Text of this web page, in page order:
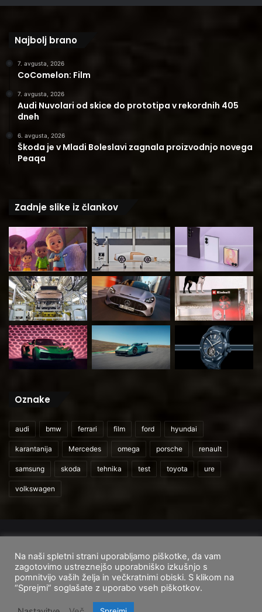
Najbolj brano
7. avgusta, 2026
CoComelon: Film
7. avgusta, 2026
Audi Nuvolari od skice do prototipa v rekordnih 405
dneh
6. avgusta, 2026
Škoda je v Mladi Boleslavi zagnala proizvodnjo novega
Peaqa
Zadnje slike iz člankov
Oznake
audi bmw ferrari film ford hyundai
karantanija Mercedes omega porsche renault
samsung skoda tehnika test toyota ure
volkswagen
Domov
O nas Cenik storitev Pogoji uporabe
FacebookInstagram
TikTok
Na naši spletni strani uporabljamo piškotke, da vam
zagotovimo ustreznejšo uporabniško izkušnjo s
pomnitvijo vaših želja in večkratnimi obiski. S klikom na
“Sprejmi” soglašate z uporabo vseh piškotkov.